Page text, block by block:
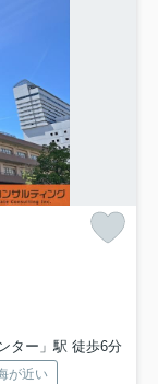
ター」駅 徒歩6分
が近い